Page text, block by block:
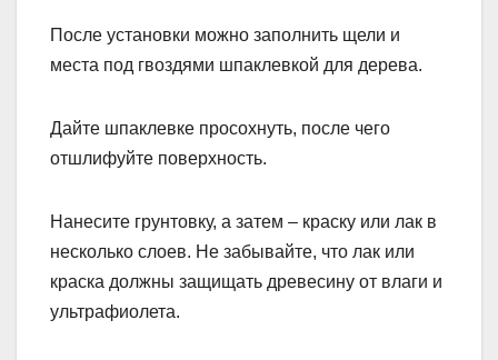
После установки можно заполнить щели и
места под гвоздями шпаклевкой для дерева.
Дайте шпаклевке просохнуть, после чего
отшлифуйте поверхность.
Нанесите грунтовку, а затем – краску или лак в
несколько слоев. Не забывайте, что лак или
краска должны защищать древесину от влаги и
ультрафиолета.